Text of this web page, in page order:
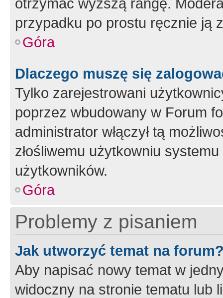
przypadku po prostu ręcznie ją
Góra
Dlaczego muszę się
Tylko zarejestrowani
poprzez wbudowany w Forum
administrator włączył tą
złośliwemu użytkowniu
użytkowników.
Góra
Problemy z pisaniem
Jak utworzyć temat na
Aby napisać nowy temat w
widoczny na stronie tematu lub